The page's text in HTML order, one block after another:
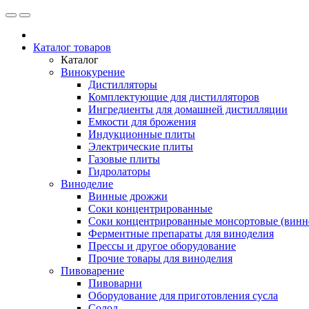
Каталог товаров
Каталог
Винокурение
Дистилляторы
Комплектующие для дистилляторов
Ингредиенты для домашней дистилляции
Емкости для брожения
Индукционные плиты
Электрические плиты
Газовые плиты
Гидролаторы
Виноделие
Винные дрожжи
Соки концентрированные
Соки концентрированные монсортовые
Ферментные препараты для виноделия
Прессы и другое оборудование
Прочие товары для виноделия
Пивоварение
Пивоварни
Оборудование для приготовления сусла